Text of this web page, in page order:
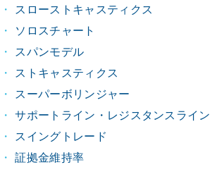
スローストキャスティクス
ソロスチャート
スパンモデル
ストキャスティクス
スーパーボリンジャー
サポートライン・レジスタンスライン
スイングトレード
証拠金維持率